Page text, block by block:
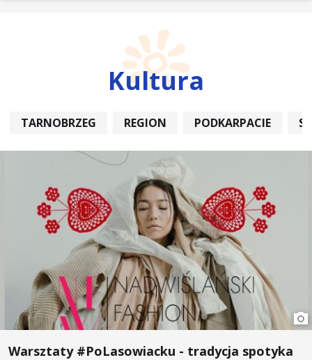
Kultura
TARNOBRZEG REGION PODKARPACIE
Warsztaty #PoLasowiacku - tradycja spotyka